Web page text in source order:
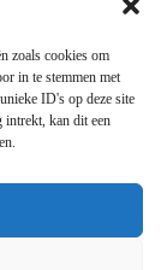
zoals cookies om
in te stemmen met
ID's op deze site
intrekt, kan dit een
Over ons